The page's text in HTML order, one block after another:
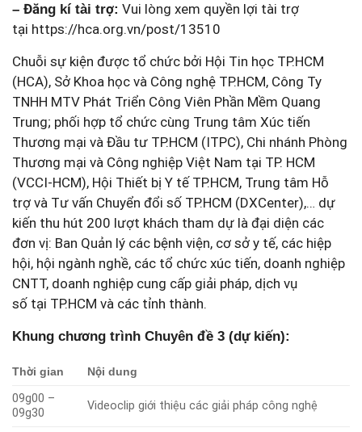
– Đăng kí tài trợ: Vui lòng xem quyền lợi tài trợ
tại https://hca.org.vn/post/13510
Chuỗi sự kiện được tổ chức bởi Hội Tin học TP.HCM
(HCA), Sở Khoa học và Công nghệ TP.HCM, Công Ty
TNHH MTV Phát Triển Công Viên Phần Mềm Quang
Trung; phối hợp tổ chức cùng Trung tâm Xúc tiến
Thương mại và Đầu tư TP.HCM (ITPC), Chi nhánh Phòng
Thương mại và Công nghiệp Việt Nam tại TP. HCM
(VCCI-HCM), Hội Thiết bị Y tế TP.HCM, Trung tâm Hỗ
trợ và Tư vấn Chuyển đổi số TP.HCM (DXCenter),… dự
kiến thu hút 200 lượt khách tham dự là đại diện các
đơn vị: Ban Quản lý các bệnh viện, cơ sở y tế, các hiệp
hội, hội ngành nghề, các tổ chức xúc tiến, doanh nghiệp
CNTT, doanh nghiệp cung cấp giải pháp, dịch vụ
số tại TP.HCM và các tỉnh thành.
Khung chương trình Chuyên đề 3 (dự kiến):
Thời gian Nội dung
09g00 –
09g30
Videoclip giới thiệu các giải pháp công nghệ